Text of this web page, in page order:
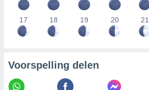
17 18 19 20 21
Voorspelling delen